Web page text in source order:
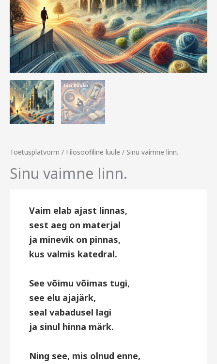
Toetusplatvorm / Filosoofiline luule / Sinu vaimne linn.
Sinu vaimne linn.
Vaim elab ajast linnas,
sest aeg on materjal
ja minevik on pinnas,
kus valmis katedral.
See võimu võimas tugi,
see elu ajajärk,
seal vabadusel lagi
ja sinul hinna märk.
Ning see, mis olnud enne,